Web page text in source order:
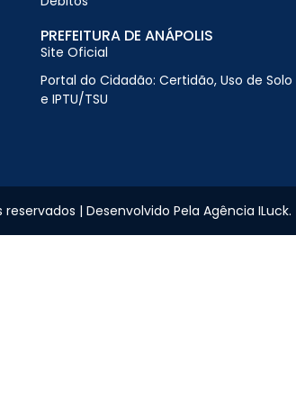
PREFEITURA DE ANÁPOLIS
Site Oficial
Portal do Cidadão: Certidão, Uso de Solo
e IPTU/TSU
| Desenvolvido Pela Agência ILuck.